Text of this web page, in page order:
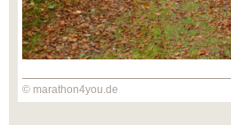
© marathon4you.de